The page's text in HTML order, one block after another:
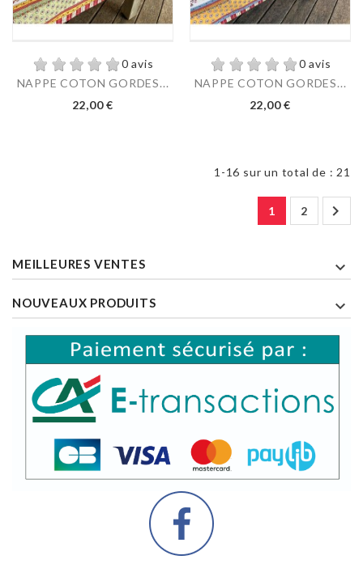
0 avis
NAPPE COTON GORDES...
22,00 €
0 avis
NAPPE COTON GORDES...
22,00 €
1-16 sur un total de : 21
1 2 
MEILLEURES VENTES 
NOUVEAUX PRODUITS 